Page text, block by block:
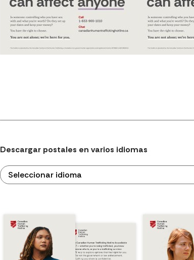
Descargar postales en varios idiomas
Seleccionar idioma